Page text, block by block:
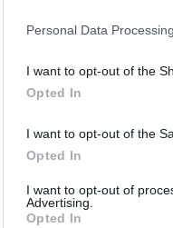
Personal Data
I want to opt-out of the
Opted In
I want to opt-out of the
Opted In
I want to opt-out of
Advertising.
Opted In